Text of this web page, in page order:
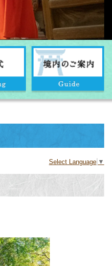
Select Language ▼